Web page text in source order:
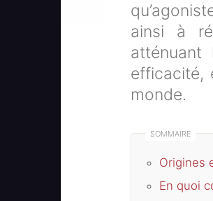
ainsi à
efficacité,
monde.
Origines
En quoi